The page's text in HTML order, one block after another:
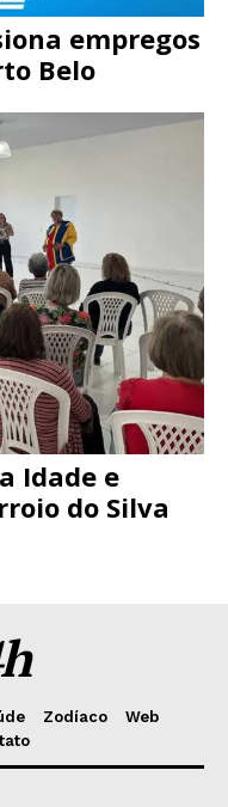
empregos
Belo
Idade e
do Silva
Zodíaco
Web